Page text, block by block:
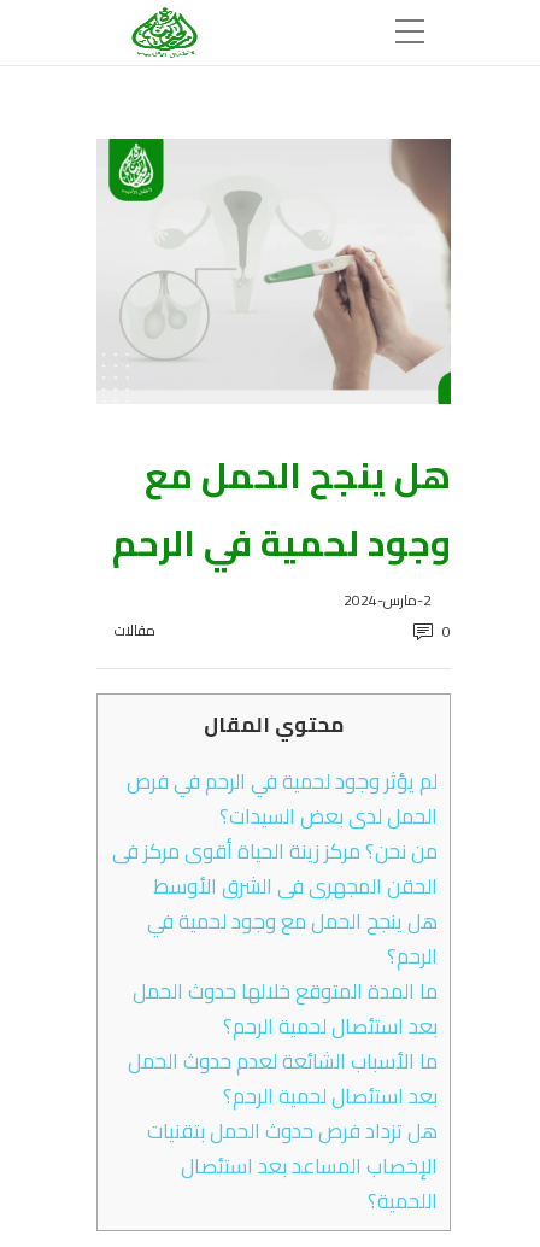
هل ينجح الحمل مع
وجود لحمية في الرحم
2-مارس-2024
مقالات
0
محتوي المقال
لم يؤثر وجود لحمية في الرحم في فرص
الحمل لدى بعض السيدات؟
من نحن؟ مركز زينة الحياة أقوى مركز فى
الحقن المجهرى فى الشرق الأوسط
هل ينجح الحمل مع وجود لحمية في
الرحم؟
ما المدة المتوقع خلالها حدوث الحمل
بعد استئصال لحمية الرحم؟
ما الأسباب الشائعة لعدم حدوث الحمل
بعد استئصال لحمية الرحم؟
هل تزداد فرص حدوث الحمل بتقنيات
الإخصاب المساعد بعد استئصال
اللحمية؟